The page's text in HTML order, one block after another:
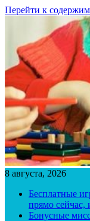
Перейти к
8 августа, 2026
Бесплатные
прямо сейчас,
Бонусные